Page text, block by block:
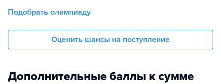
Подобрать олимпиаду
Оценить шансы на поступление
Дополнительные баллы к сумме